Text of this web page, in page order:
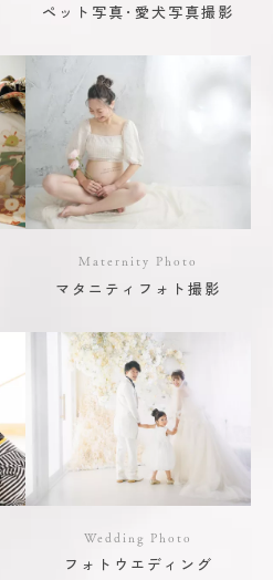
ペット写真･愛犬写真撮影
Maternity Photo
マタニティフォト撮影
Wedding Photo
フォトウエディング